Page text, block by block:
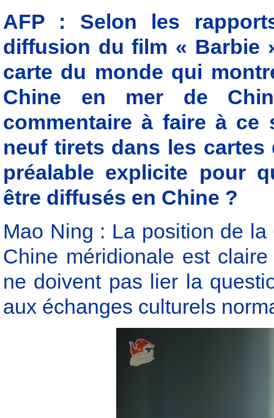
AFP : Selon les
diffusion du film « Barbie
carte du monde qui
Chine en mer de
commentaire à faire à ce
neuf tirets dans les
préalable explicite pour
être diffusés en Chine ?
Mao Ning : La position de
Chine méridionale est
ne doivent pas lier la
aux échanges culturels